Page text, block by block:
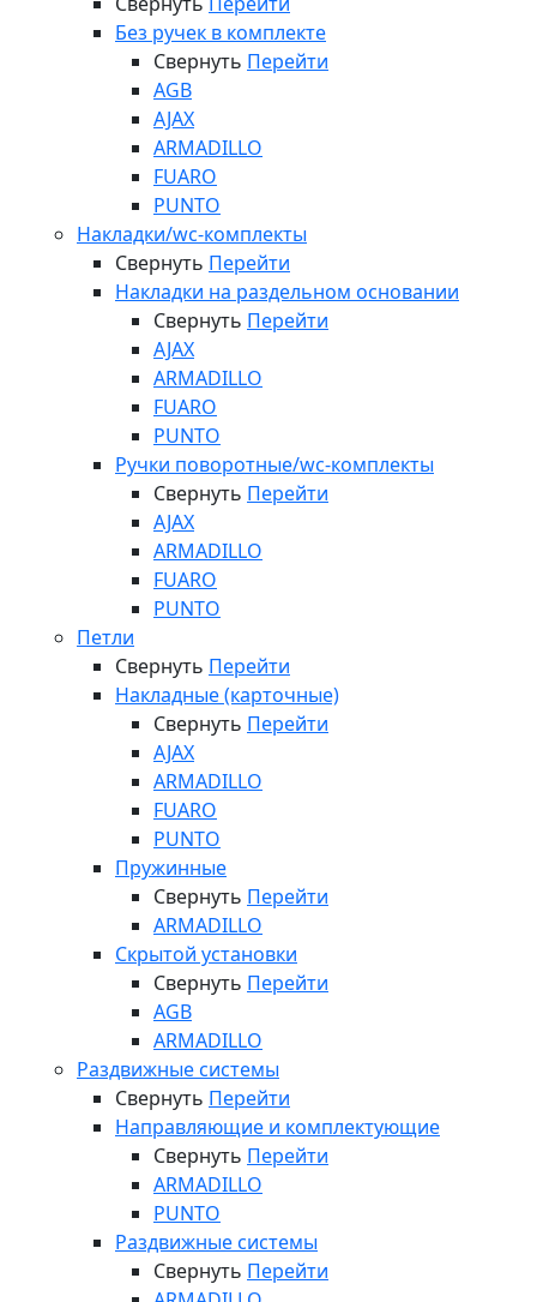
Без ручек в комплекте
Свернуть Перейти
AGB
AJAX
ARMADILLO
FUARO
PUNTO
Накладки/wc-комплекты
Свернуть Перейти
Накладки на раздельном основании
Свернуть Перейти
AJAX
ARMADILLO
FUARO
PUNTO
Ручки поворотные/wc-комплекты
Свернуть Перейти
AJAX
ARMADILLO
FUARO
PUNTO
Петли
Свернуть Перейти
Накладные (карточные)
Свернуть Перейти
AJAX
ARMADILLO
FUARO
PUNTO
Пружинные
Свернуть Перейти
ARMADILLO
Скрытой установки
Свернуть Перейти
AGB
ARMADILLO
Раздвижные системы
Свернуть Перейти
Направляющие и комплектующие
Свернуть Перейти
ARMADILLO
PUNTO
Раздвижные системы
Свернуть Перейти